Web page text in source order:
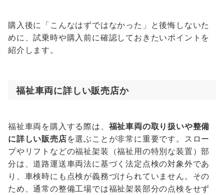
購入後に「こんなはずではなかった」と後悔しないた
めに、試乗時や購入前に確認しておきたいポイントを
紹介します。
福祉車両に詳しい販売店か
福祉車両を購入する際は、 福祉車両の取り扱いや整備
に詳しい販売店を選ぶことが非常に重要です。スロー
プやリフトなどの福祉架装（福祉用の特別な装置）部
分は、道路運送車両法に基づく法定点検の対象外であ
り、車検時にも点検が義務づけられていません。その
ため、通常の整備工場では福祉架装部分の点検をせず